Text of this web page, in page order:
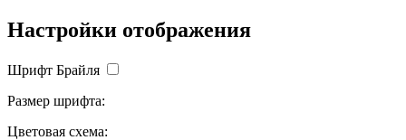
Настройки отображения
Шрифт Брайля
Размер шрифта:
Цветовая схема: